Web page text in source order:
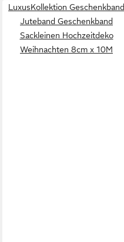
LuxusKollektion Geschenkband
Juteband Geschenkband
Sackleinen Hochzeitdeko
Weihnachten 8cm x 10M